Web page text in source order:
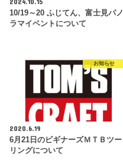
10/19～20 ふじてん、富士見パノ
ラマイベントについて
お知らせ
2020.6.19
6月21日のビギナーズＭＴＢツー
リングについて